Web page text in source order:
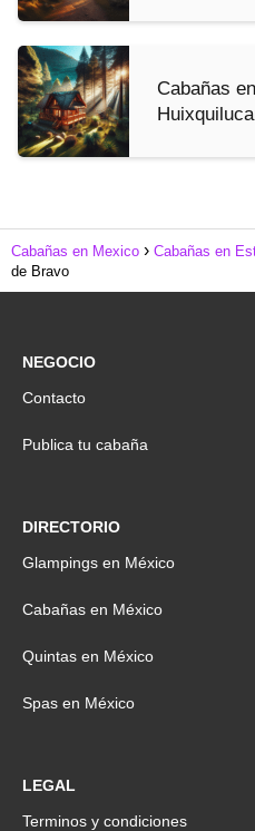
Cabañas en
Cabañas en Mexico Cabañas en
de Bravo
NEGOCIO
Contacto
Publica tu cabaña
DIRECTORIO
Glampings en México
Cabañas en México
Quintas en México
Spas en México
LEGAL
Terminos y condiciones